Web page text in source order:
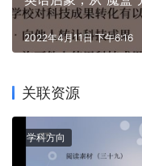
2022年4月11日 下午6:16
关联资源
学科方向